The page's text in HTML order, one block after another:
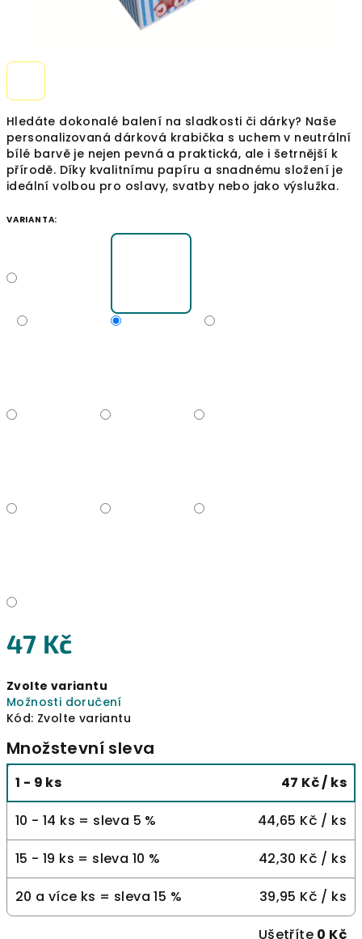
Hledáte dokonalé balení na sladkosti či dárky? Naše
personalizovaná dárková krabička s uchem v neutrální
bílé barvě je nejen pevná a praktická, ale i šetrnější k
přírodě. Díky kvalitnímu papíru a snadnému složení je
ideální volbou pro oslavy, svatby nebo jako výslužka.
VARIANTA:
47 Kč
cena:
Zvolte variantu
Možnosti doručení
Kód: Zvolte variantu
Množstevní sleva
1 - 9 ks 47 Kč/ ks
10 - 14 ks = sleva 5 % 44,65 Kč / ks
15 - 19 ks = sleva 10 % 42,30 Kč / ks
20 a více ks = sleva 15 % 39,95 Kč / ks
Ušetříte 0 Kč